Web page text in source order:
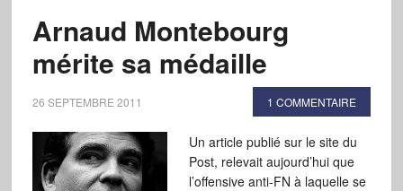
Arnaud Montebourg
mérite sa médaille
26 SEPTEMBRE 2011 1 COMMENTAIRE
Un article publié sur le site du
Post, relevait aujourd’hui que
l’offensive anti-FN à laquelle se